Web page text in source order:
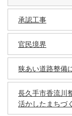
承認工事
官民境界
狭あい道路整備
長久手市香流川
活かしたまちづ